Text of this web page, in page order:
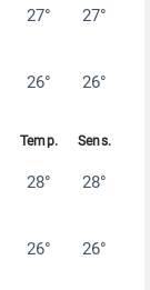
27° 27°
26° 26°
28° 28°
26° 26°